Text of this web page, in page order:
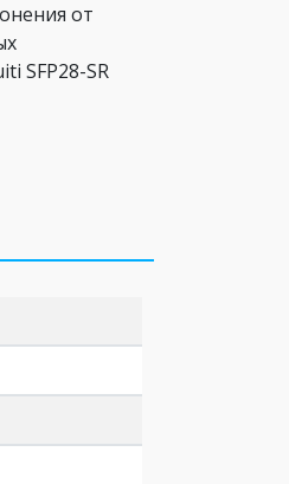
от
SFP28-SR